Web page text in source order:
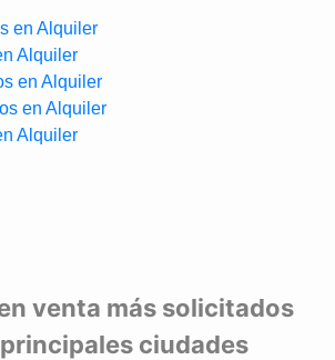
en Alquiler
Alquiler
en Alquiler
en Alquiler
Alquiler
venta más solicitados
ciudades